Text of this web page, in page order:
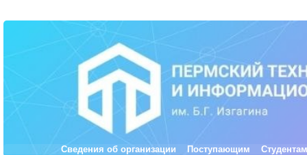
Сведения об организации Поступающим Студентам